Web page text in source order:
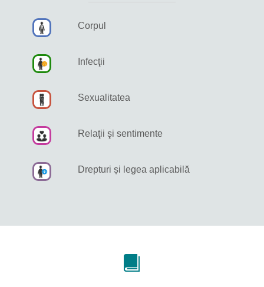
Corpul
Infecţii
Sexualitatea
Relaţii şi sentimente
Drepturi și legea aplicabilă